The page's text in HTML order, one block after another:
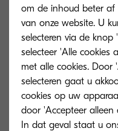
om de inhoud beter af
van onze website. U
selecteren via de knop
selecteer 'Alle cookies
met alle cookies. Door
selecteren gaat u
cookies op uw
door 'Accepteer alleen
In dat geval staat u